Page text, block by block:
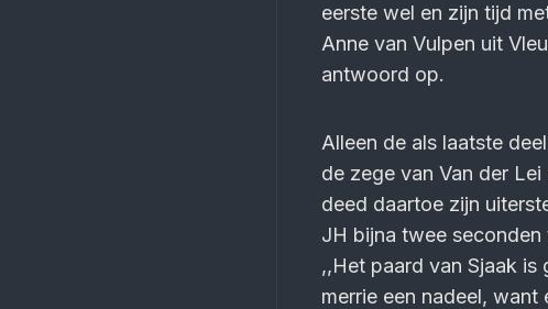
eerste wel en zijn tijd
Anne van Vulpen uit
antwoord op.
Alleen de als laatste
de zege van Van der
deed daartoe zijn
JH bijna twee
,,Het paard van Sjaak
merrie een nadeel,